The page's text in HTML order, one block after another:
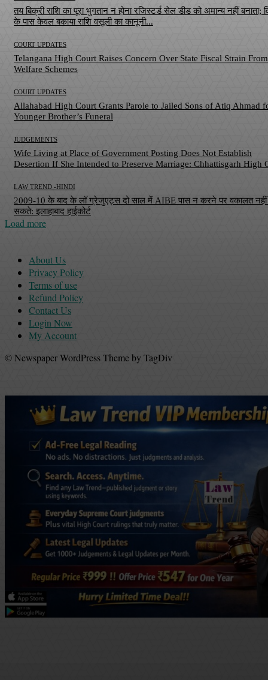
तय बिक्री राशि का पूरा भुगतान न होना रजिस्टर्ड सेल डीड को अमान्य नहीं बनाता;
के पास केवल बकाया राशि वसूली का कानूनी...
COURT UPDATES
Telangana High Court Raises Concern Over State Fiscal Strain From
Welfare Schemes
COURT UPDATES
Allahabad High Court Grants Parole to Jailed Sons of Atiq Ahmad
Younger Brother’s Funeral
JUDGEMENTS
Wife Living at Place of Government Posting Does Not Establish
Desertion If She Intended to Preserve Marriage: Chhattisgarh High
LAW TREND -HINDI
2009-10 के बाद के लॉ ग्रेजुएट्स दो साल में AIBE पास न करने पर वकालत
सकते: इलाहाबाद हाईकोर्ट
Load more
About Us
Privacy Policy
Terms of use
Refund Policy
Contact Us
Login Now
My Account
© Newspaper WordPress Theme by TagDiv